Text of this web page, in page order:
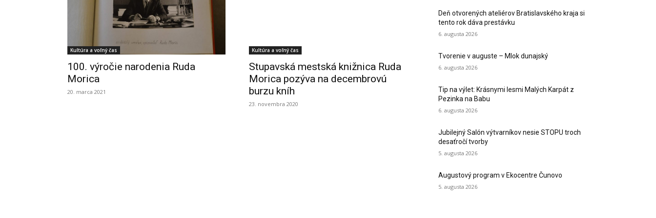
Kultúra a voľný čas
100. výročie narodenia Ruda
Morica
20. marca 2021
Kultúra a voľný čas
Stupavská mestská knižnica Ruda
Morica pozýva na decembrovú
burzu kníh
23. novembra 2020
Deň otvorených ateliérov Bratislavského kraja si
tento rok dáva prestávku
6. augusta 2026
Tvorenie v auguste – Mlok dunajský
6. augusta 2026
Tip na výlet: Krásnymi lesmi Malých Karpát z
Pezinka na Babu
6. augusta 2026
Jubilejný Salón výtvarníkov nesie STOPU troch
desaťročí tvorby
5. augusta 2026
Augustový program v Ekocentre Čunovo
5. augusta 2026